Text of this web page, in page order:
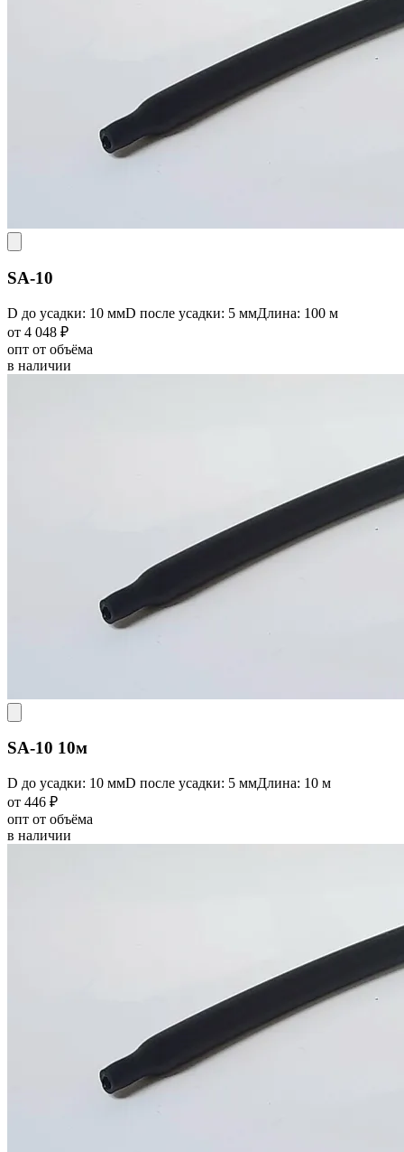
SA-10
D до усадки: 10 ммD после усадки: 5 ммДлина: 100 м
от 4 048 ₽
опт от объёма
в наличии
SA-10 10м
D до усадки: 10 ммD после усадки: 5 ммДлина: 10 м
от 446 ₽
опт от объёма
в наличии